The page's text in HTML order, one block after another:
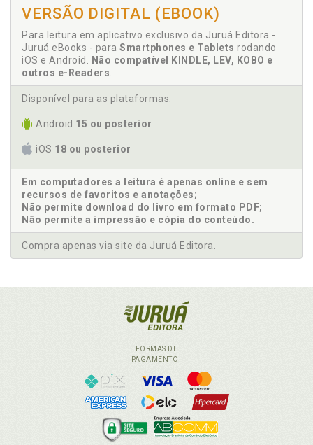
VERSÃO DIGITAL (EBOOK)
Para leitura em aplicativo exclusivo da Juruá Editora -
Juruá eBooks - para Smartphones e Tablets rodando
iOS e Android.
Não compatível KINDLE, LEV, KOBO e
outros e-Readers
Disponível para as plataformas:
Android 15 ou posterior
iOS 18 ou posterior
Em computadores a leitura é apenas online e sem
recursos de favoritos e anotações;
Não permite download do livro em formato PDF;
Não permite a impressão e cópia do conteúdo.
Compra apenas via site da Juruá Editora.
FORMAS DE
PAGAMENTO